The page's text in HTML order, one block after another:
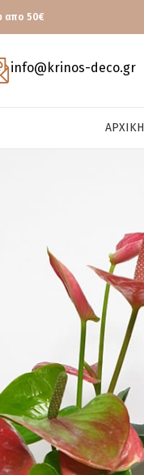
απο 50€
info@krinos-deco.gr
ΑΡΧΙΚΉ